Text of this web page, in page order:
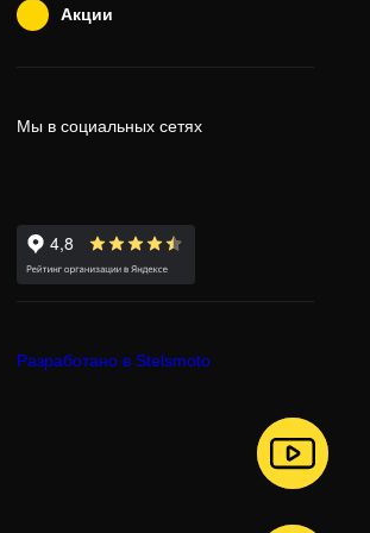
Акции
Мы в социальных сетях
Разработано в Stelsmoto